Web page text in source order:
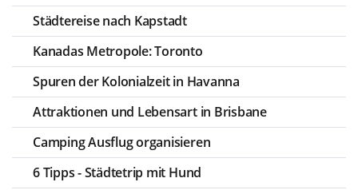
Städtereise nach Kapstadt
Kanadas Metropole: Toronto
Spuren der Kolonialzeit in Havanna
Attraktionen und Lebensart in Brisbane
Camping Ausflug organisieren
6 Tipps - Städtetrip mit Hund